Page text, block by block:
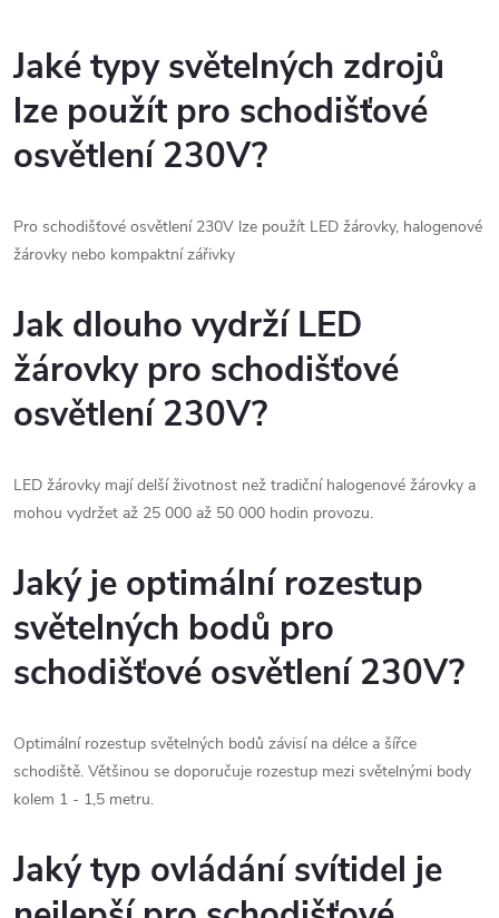
d
a
c
í
p
r
v
k
y
ý
i
s
u
á
n
k
o
n
Jaké typy světelných zdrojů
lze použít pro schodišťové
osvětlení 230V?
Pro schodišťové osvětlení 230V lze použít LED žárovky, halogenové
žárovky nebo kompaktní zářivky
Jak dlouho vydrží LED
žárovky pro schodišťové
osvětlení 230V?
LED žárovky mají delší životnost než tradiční halogenové žárovky a
mohou vydržet až 25 000 až 50 000 hodin provozu.
Jaký je optimální rozestup
světelných bodů pro
schodišťové osvětlení 230V?
Optimální rozestup světelných bodů závisí na délce a šířce
schodiště. Většinou se doporučuje rozestup mezi světelnými body
kolem 1 - 1,5 metru.
Jaký typ ovládání svítidel je